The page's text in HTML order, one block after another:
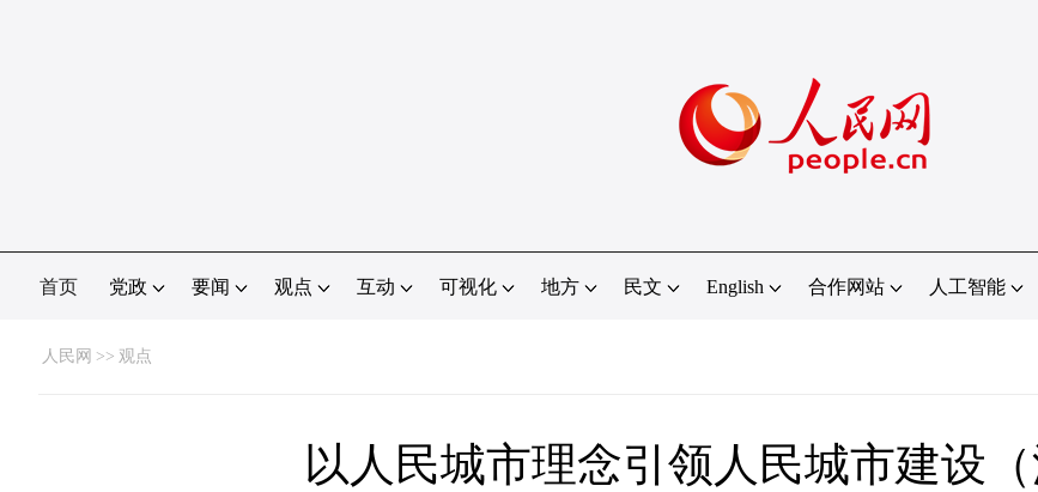
首页 党政 要闻 观点 互动 可视化 地方 民文 English 合作网站 人工智能
人民网 >> 观点
以人民城市理念引领人民城市建设